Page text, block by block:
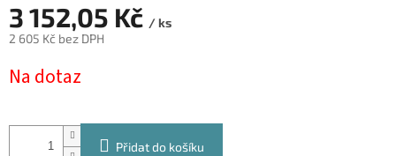
3 152,05 Kč / ks
2 605 Kč bez DPH
cena:
Na dotaz
Přidat do košíku